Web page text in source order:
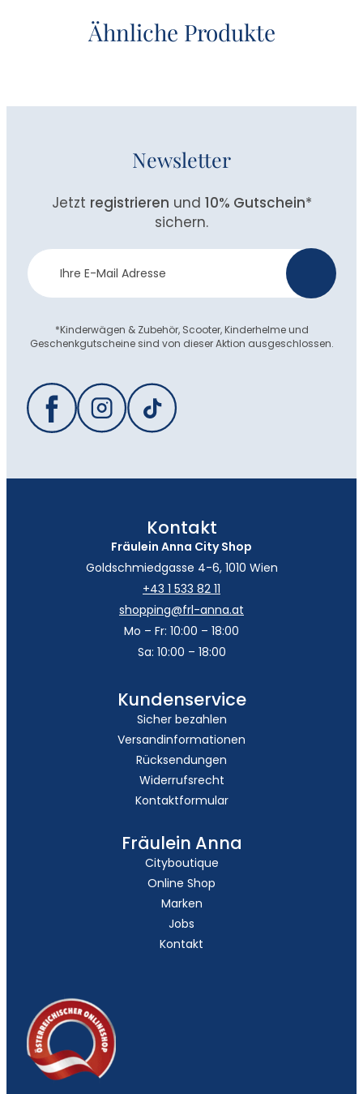
Ähnliche Produkte
Newsletter
Jetzt registrieren und 10% Gutschein*
sichern.
Newsletter
Anmeldung
*Kinderwägen & Zubehör, Scooter, Kinderhelme und
Geschenkgutscheine sind von dieser Aktion ausgeschlossen.
Kontakt
Fräulein Anna City Shop
Goldschmiedgasse 4-6, 1010 Wien
+43 1 533 82 11
shopping@frl-anna.at
Mo – Fr: 10:00 – 18:00
Sa: 10:00 – 18:00
Kundenservice
Sicher bezahlen
Versandinformationen
Rücksendungen
Widerrufsrecht
Kontaktformular
Fräulein Anna
Cityboutique
Online Shop
Marken
Jobs
Kontakt